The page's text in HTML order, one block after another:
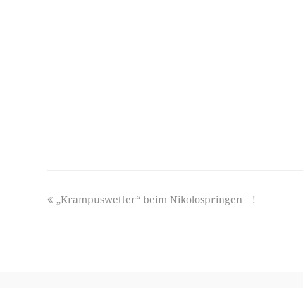
previous
„Krampuswetter“ beim Nikolospringen…!